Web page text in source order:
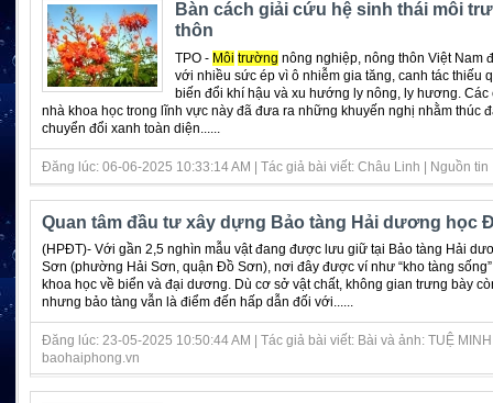
Bàn cách giải cứu hệ sinh thái môi
thôn
TPO - Môi trường nông nghiệp, nông thôn Việt Nam
với nhiều sức ép vì ô nhiễm gia tăng, canh tác thiếu
biến đổi khí hậu và xu hướng ly nông, ly hương. Các
nhà khoa học trong lĩnh vực này đã đưa ra những khuyến nghị nhằm thúc
chuyển đổi xanh toàn diện......
Đăng lúc: 06-06-2025 10:33:14 AM | Tác giả bài viết: Châu Linh | Nguồn tin
Quan tâm đầu tư xây dựng Bảo tàng Hải dương học
(HPĐT)- Với gần 2,5 nghìn mẫu vật đang được lưu giữ tại Bảo tàng Hải
Sơn (phường Hải Sơn, quận Đồ Sơn), nơi đây được ví như “kho tàng
khoa học về biển và đại dương. Dù cơ sở vật chất, không gian trưng bày
nhưng bảo tàng vẫn là điểm đến hấp dẫn đối với......
Đăng lúc: 23-05-2025 10:50:44 AM | Tác giả bài viết: Bài và ảnh: TUỆ
baohaiphong.vn